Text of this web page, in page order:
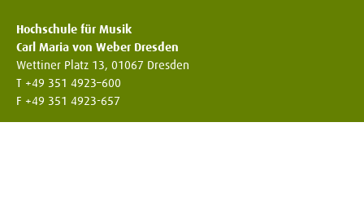
Hochschule für Musik
Carl Maria von Weber Dresden
Wettiner Platz 13, 01067 Dresden
T +49 351 4923–600
F +49 351 4923-657